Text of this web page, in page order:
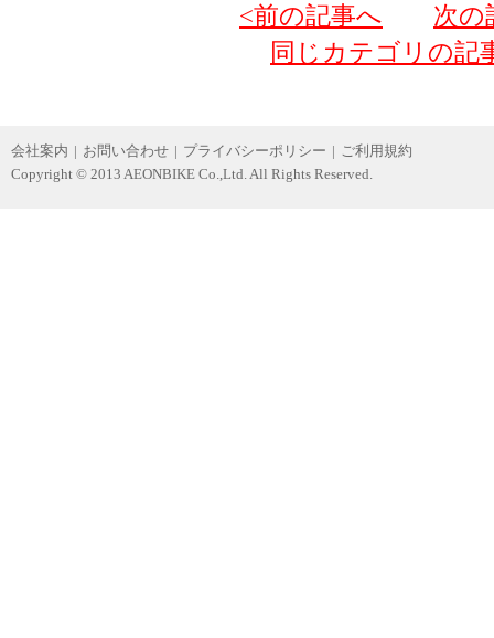
<前の記事へ
次の
同じカテゴリの記
会社案内 | お問い合わせ | プライバシーポリシー | ご利用規約
Copyright © 2013 AEONBIKE Co.,Ltd. All Rights Reserved.